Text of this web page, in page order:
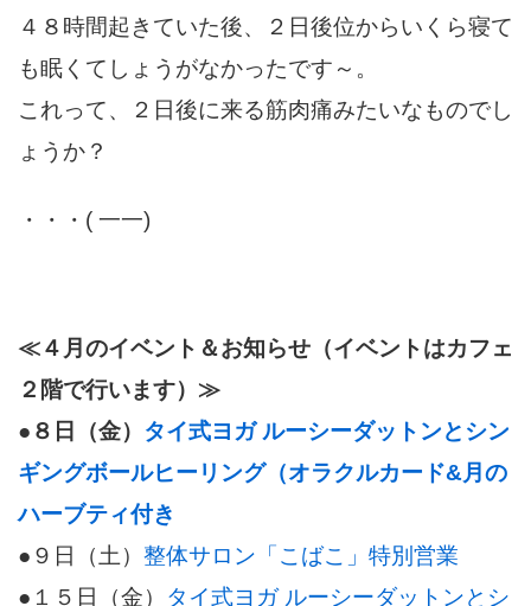
４８時間起きていた後、２日後位からいくら寝て
も眠くてしょうがなかったです～。
これって、２日後に来る筋肉痛みたいなものでし
ょうか？
・・・( 一一)
≪４月のイベント＆お知らせ（イベントはカフェ
２階で行います）≫
●８日（金） タイ式ヨガ ルーシーダットンとシン
ギングボールヒーリング（オラクルカード&月の
ハーブティ付き
●９日（土） 整体サロン「こばこ」特別営業
●１５日（金） タイ式ヨガ ルーシーダットンとシ